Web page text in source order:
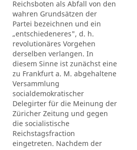
Reichsboten als Abfall von den
wahren Grundsätzen der
Partei bezeichnen und ein
„entschiedeneres", d. h.
revolutionäres Vorgehen
derselben verlangen. In
diesem Sinne ist zunächst eine
zu Frankfurt a. M. abgehaltene
Versammlung
socialdemokratischer
Delegirter für die Meinung der
Züricher Zeitung und gegen
die socialistische
Reichstagsfraction
eingetreten. Nachdem der